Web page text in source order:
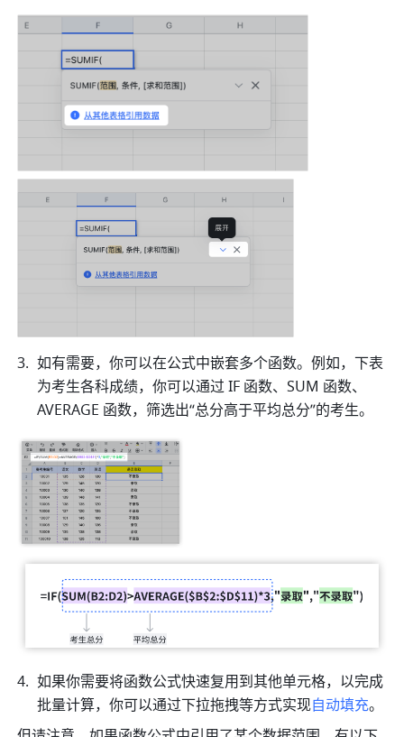
如有需要，你可以在公式中嵌套多个函数。例如，下表
为考生各科成绩，你可以通过 IF 函数、SUM 函数、
AVERAGE 函数，筛选出“总分高于平均总分”的考生。
如果你需要将函数公式快速复用到其他单元格，以完成
批量计算，你可以通过下拉拖拽等方式实现自动填充。